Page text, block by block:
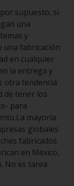
supuesto, si
una
y
una fabricación
en cualquier
la entrega y
otra tendencia
de tener los
para
mayoría
globales
fabricados
en México,
No es tarea